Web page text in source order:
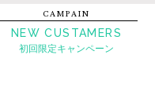
CAMPAIN
NEW CUSTAMERS
初回限定キャンペーン